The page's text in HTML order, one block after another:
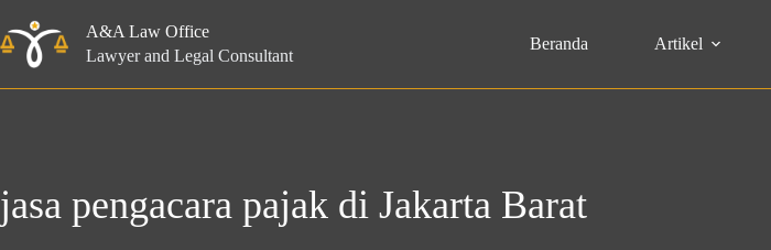
to
content
A&A Law Office
Lawyer and Legal Consultant
Beranda Artikel
jasa pengacara pajak di Jakarta Barat